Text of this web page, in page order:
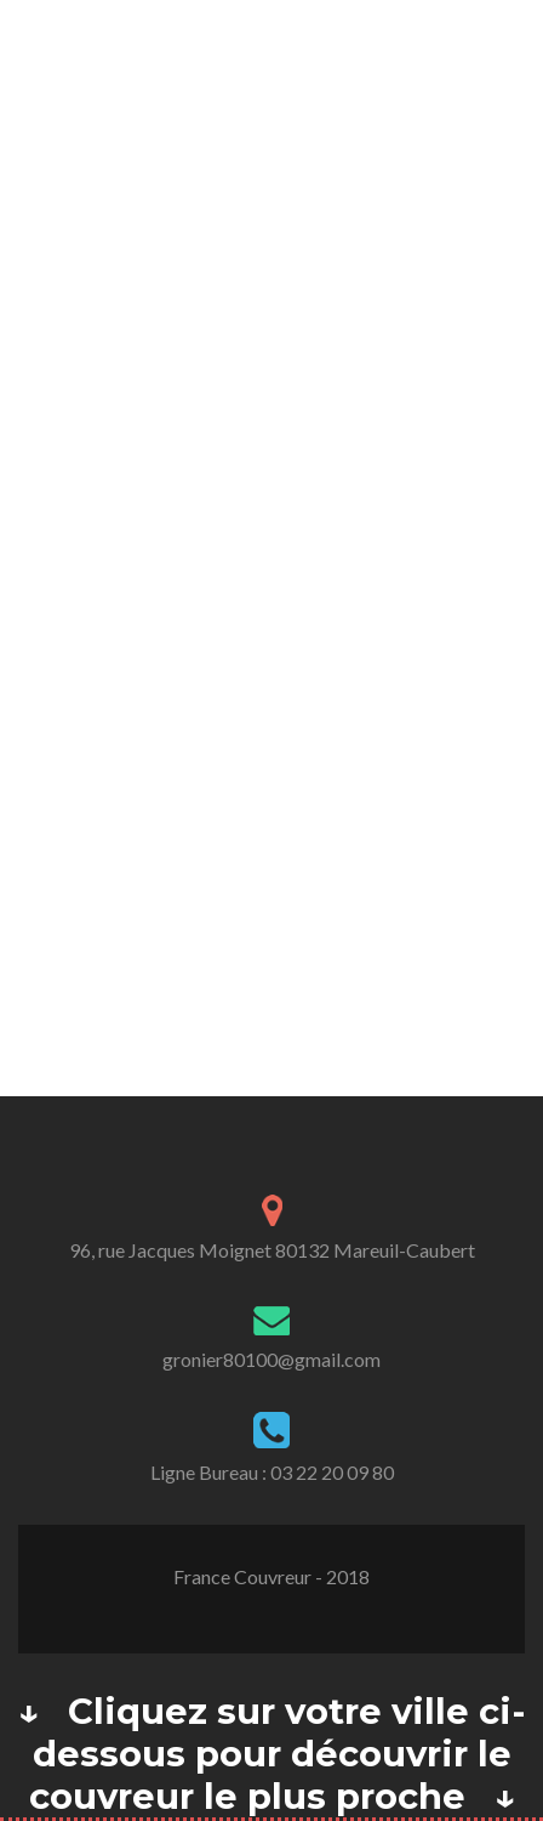
96, rue Jacques Moignet 80132 Mareuil-Caubert
gronier80100@gmail.com
Ligne Bureau : 03 22 20 09 80
France Couvreur - 2018
↓ Cliquez sur votre ville ci-
dessous pour découvrir le
couvreur le plus proche ↓